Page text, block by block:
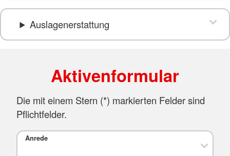
Auslagenerstattung
Aktivenformular
Die mit einem Stern (*) markierten Felder sind
Pflichtfelder.
Anrede